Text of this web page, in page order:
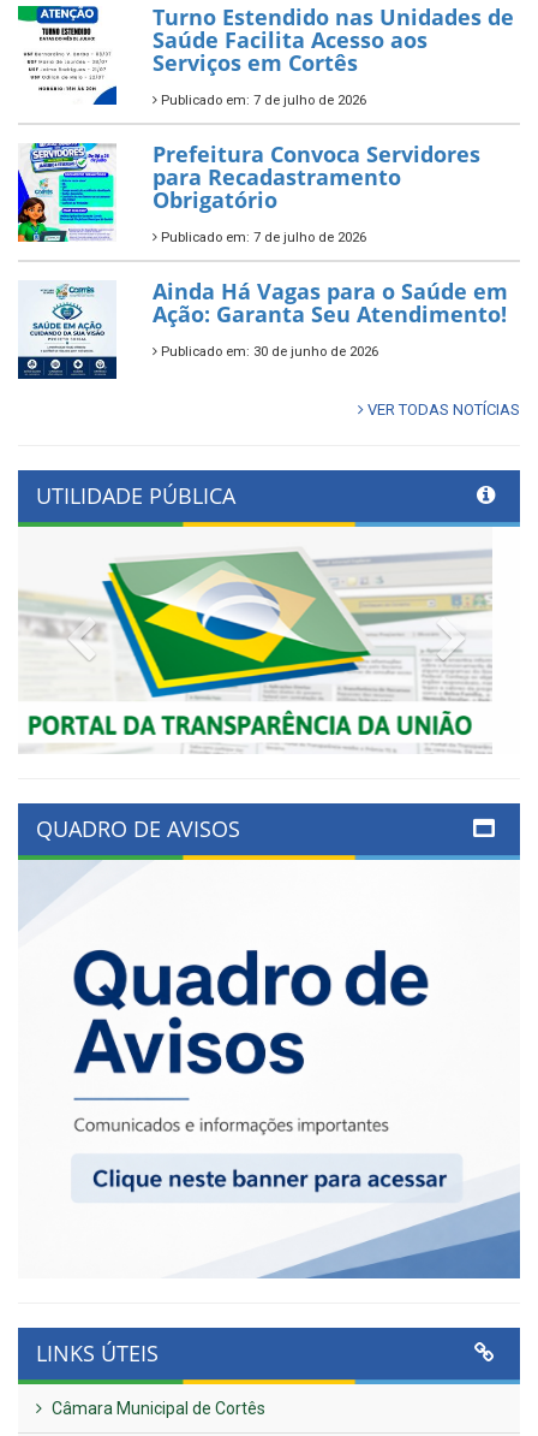
Turno Estendido nas Unidades de
Saúde Facilita Acesso aos
Serviços em Cortês
Publicado em: 7 de julho de 2026
Prefeitura Convoca Servidores
para Recadastramento
Obrigatório
Publicado em: 7 de julho de 2026
Ainda Há Vagas para o Saúde em
Ação: Garanta Seu Atendimento!
Publicado em: 30 de junho de 2026
VER TODAS NOTÍCIAS
UTILIDADE PÚBLICA
Previous
QUADRO DE AVISOS
LINKS ÚTEIS
Câmara Municipal de Cortês